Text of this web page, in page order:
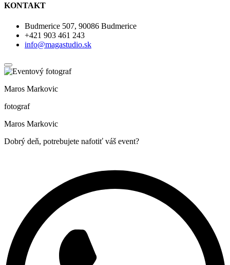
KONTAKT
Budmerice 507, 90086 Budmerice
+421 903 461 243
info@magastudio.sk
Maros Markovic
fotograf
Maros Markovic
Dobrý deň, potrebujete nafotiť váš event?